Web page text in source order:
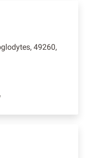
49260,